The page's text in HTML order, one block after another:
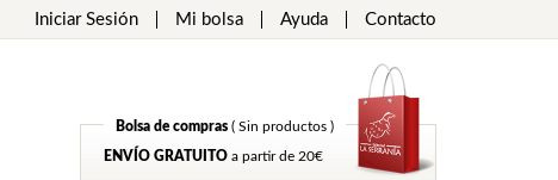
Iniciar Sesión Mi bolsa Ayuda Contacto
Bolsa de compras ( Sin productos )
ENVÍO GRATUITO a partir de 20€